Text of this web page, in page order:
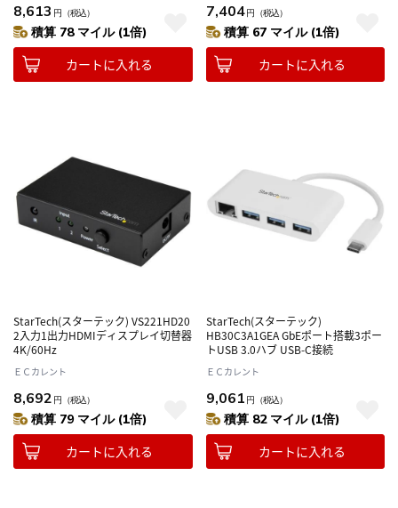
8,613 円 （税込）
積算 78 マイル (1倍)
カートに入れる
7,404円 （税込）
積算 67 マイル (1倍)
カートに入れる
StarTech(スターテック) VS221HD20
2入力1出力HDMIディスプレイ切替器
4K/60Hz
ＥＣカレント
8,692 円 （税込）
積算 79 マイル (1倍)
カートに入れる
StarTech(スターテック)
HB30C3A1GEA GbEポート搭載3ポー
トUSB 3.0ハブ USB-C接続
ＥＣカレント
9,061 円 （税込）
積算 82 マイル (1倍)
カートに入れる